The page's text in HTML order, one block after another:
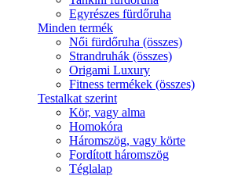
Egyrészes fürdőruha
Minden termék
Női fürdőruha (összes)
Strandruhák (összes)
Origami Luxury
Fitness termékek (összes)
Testalkat szerint
Kör, vagy alma
Homokóra
Háromszög, vagy körte
Fordított háromszög
Téglalap